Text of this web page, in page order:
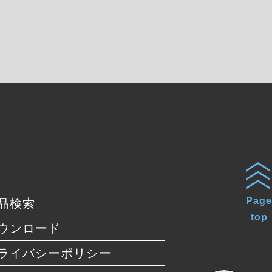
検索
ンロード
イバシーポリシー
Page
top